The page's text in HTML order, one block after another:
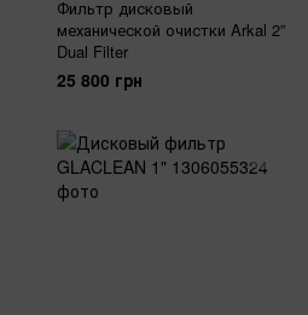
Фильтр дисковый
механической очистки Arkal 2”
Dual Filter
25 800 грн